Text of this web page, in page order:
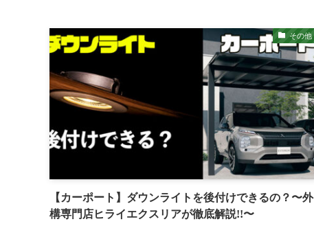
その他
【カーポート】ダウンライトを後付けできるの？〜外
構専門店ヒライエクスリアが徹底解説!!〜